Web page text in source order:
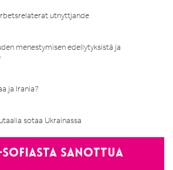
utnyttjande
menestymisen edellytyksistä ja
ja Irania?
sotaa Ukrainassa
Sofiasta sanottua